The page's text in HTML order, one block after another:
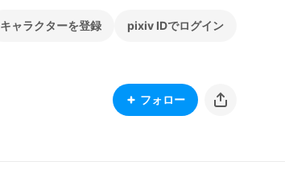
キャラクターを登録 pixiv IDでログイン
フォロー